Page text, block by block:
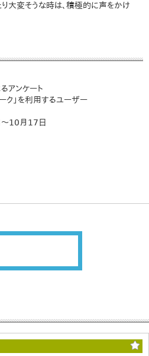
大変そうな時は、積極的に声をかけ
アンケート
ク」を利用するユーザー
10月17日